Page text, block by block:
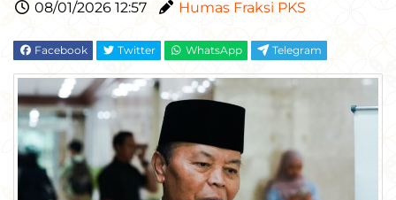
08/01/2026 12:57 Humas Fraksi PKS
Facebook Twitter WhatsApp Telegram